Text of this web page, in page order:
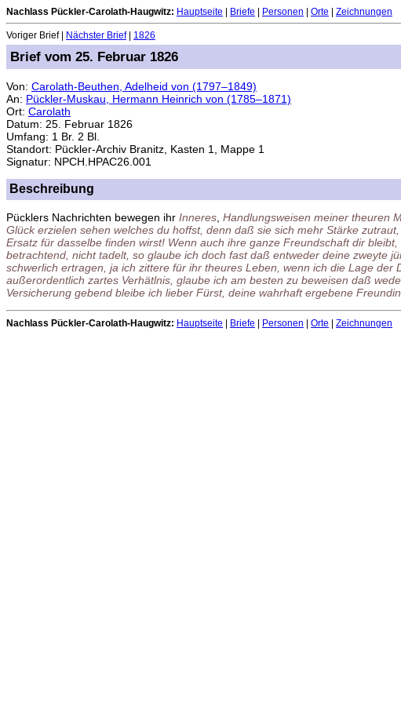
Nachlass Pückler-Carolath-Haugwitz: Hauptseite Briefe Personen Orte Zeichnungen
Voriger Brief | Nächster Brief| 1826
Brief vom 25. Februar 1826
Von: Carolath-Beuthen, Adelheid von (1797–1849)
An: Pückler-Muskau, Hermann Heinrich von (1785–1871)
Ort: Carolath
Datum: 25. Februar 1826
Umfang: 1 Br. 2 Bl.
Standort: Pückler-Archiv Branitz, Kasten 1, Mappe 1
Signatur: NPCH.HPAC26.001
Beschreibung
Pücklers Nachrichten bewegen ihr Inneres Handlungsweisen meiner theuren
Glück erzielen sehen welches du hoffst, denn daß sie sich mehr Stärke
Ersatz für dasselbe finden wirst! Wenn auch ihre ganze Freundschaft dir
betrachtend, nicht tadelt, so glaube ich doch fast daß entweder deine zweyte
schwerlich ertragen, ja ich zittere für ihr theures Leben, wenn ich die Lage
außerordentlich zartes Verhätlnis, glaube ich am besten zu beweisen daß
Versicherung gebend bleibe ich lieber Fürst, deine wahrhaft ergebene Freundin.
Nachlass Pückler-Carolath-Haugwitz: Hauptseite | Briefe | Personen | Orte | Zeichnungen